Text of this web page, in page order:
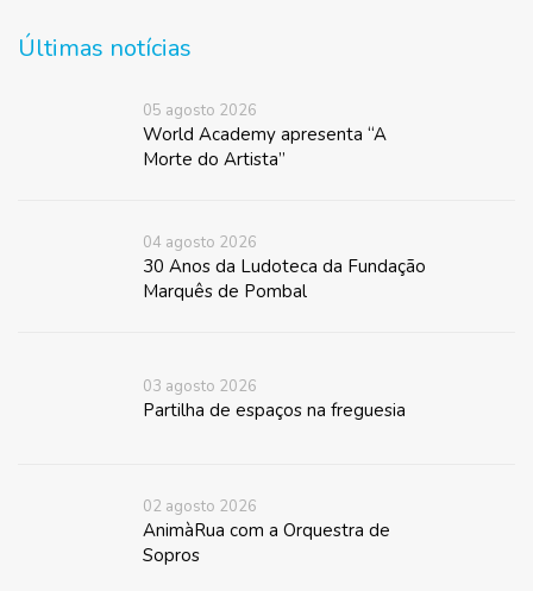
Últimas notícias
05 agosto 2026
World Academy apresenta “A
Morte do Artista”
04 agosto 2026
30 Anos da Ludoteca da Fundação
Marquês de Pombal
03 agosto 2026
Partilha de espaços na freguesia
02 agosto 2026
AnimàRua com a Orquestra de
Sopros